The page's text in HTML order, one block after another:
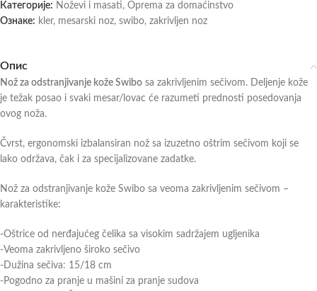
Категорије: Noževi i masati, Oprema za domaćinstvo
Ознаке: kler, mesarski noz, swibo, zakrivljen noz
Опис
Nož za odstranjivanje kože Swibo sa zakrivljenim sečivom. Deljenje kože
je težak posao i svaki mesar/lovac će razumeti prednosti posedovanja
ovog noža.
Čvrst, ergonomski izbalansiran nož sa izuzetno oštrim sečivom koji se
lako održava, čak i za specijalizovane zadatke.
Nož za odstranjivanje kože Swibo sa veoma zakrivljenim sečivom –
karakteristike:
-Oštrice od nerđajućeg čelika sa visokim sadržajem ugljenika
-Veoma zakrivljeno široko sečivo
-Dužina sečiva: 15/18 cm
-Pogodno za pranje u mašini za pranje sudova